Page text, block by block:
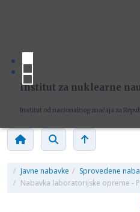
Institut za nuklearne
Institut od nacionalnog značaja za
/ Javne nabavke / Sprovedene
/ Nabavka laboratorijske opreme -